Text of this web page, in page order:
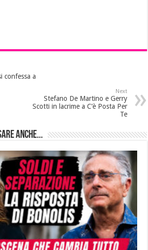
confessa a
Next
Stefano De Martino e Gerry
Scotti in lacrime a C’è Posta Per
Te
anche...